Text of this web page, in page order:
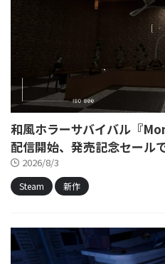
和風ホラーサバイバル『
配信開始、発売記念セール
2026/8/3
Steam 新作